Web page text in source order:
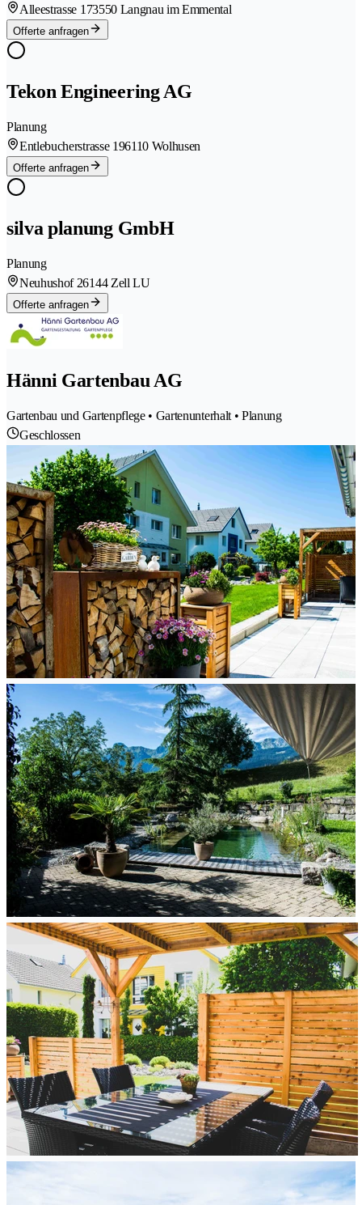
Alleestrasse 173550 Langnau im Emmental
Offerte anfragen
Tekon Engineering AG
Planung
Entlebucherstrasse 196110 Wolhusen
Offerte anfragen
silva planung GmbH
Planung
Neuhushof 26144 Zell LU
Offerte anfragen
Hänni Gartenbau AG
Gartenbau und Gartenpflege • Gartenunterhalt • Planung
Geschlossen